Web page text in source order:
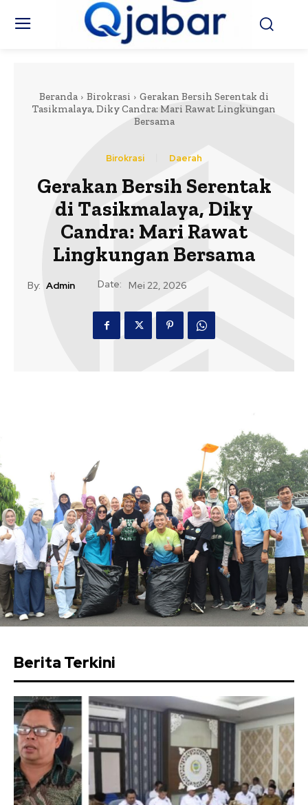
Beranda Birokrasi
Gerakan Bersih Serentak di
Tasikmalaya, Diky Candra: Mari Rawat Lingkungan
Bersama
Birokrasi Daerah
Gerakan Bersih Serentak
di Tasikmalaya, Diky
Candra: Mari Rawat
Lingkungan Bersama
By: Admin Date: Mei 22, 2026
Berita Terkini